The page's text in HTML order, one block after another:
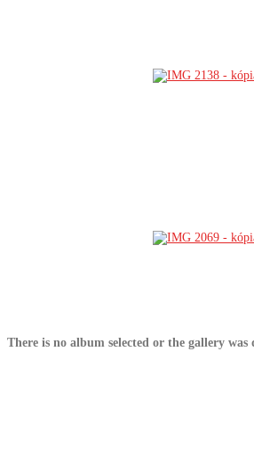
There is no album selected or the gallery was